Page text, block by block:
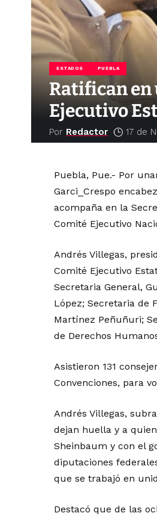
ESTADOS PUEBLA
Ratifican en
Ejecutivo
Por Redactor 17 de
Puebla, Pue.- Por
Garci_Crespo
acompaña en la
Comité Ejecutivo
Andrés Villegas,
Comité Ejecutivo
Secretaria General,
López; Secretaria de
Martínez Peñuñuri;
de Derechos
Asistieron 131
Convenciones, para
Andrés Villegas,
dejan huella y a
Sheinbaum y con el
diputaciones
que se trabajó en
Destacó que de las